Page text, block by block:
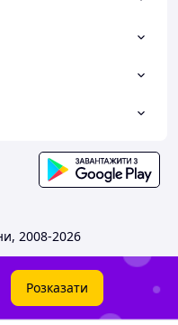
2008-2026
Розказати